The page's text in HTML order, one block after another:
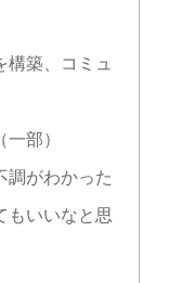
築、コミュ
部）
調がわかった
もいいなと思